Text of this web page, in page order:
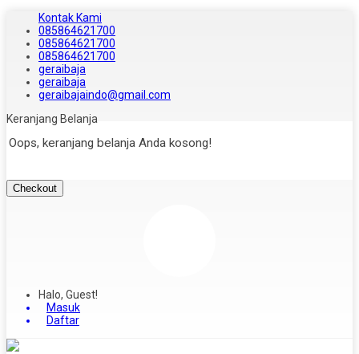
Kontak Kami
085864621700
085864621700
085864621700
geraibaja
geraibaja
geraibajaindo@gmail.com
Keranjang Belanja
Oops, keranjang belanja Anda kosong!
Checkout
Halo, Guest!
Masuk
Daftar